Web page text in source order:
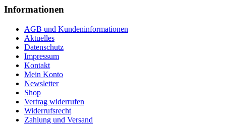
Informationen
AGB und Kundeninformationen
Aktuelles
Datenschutz
Impressum
Kontakt
Mein Konto
Newsletter
Shop
Vertrag widerrufen
Widerrufsrecht
Zahlung und Versand